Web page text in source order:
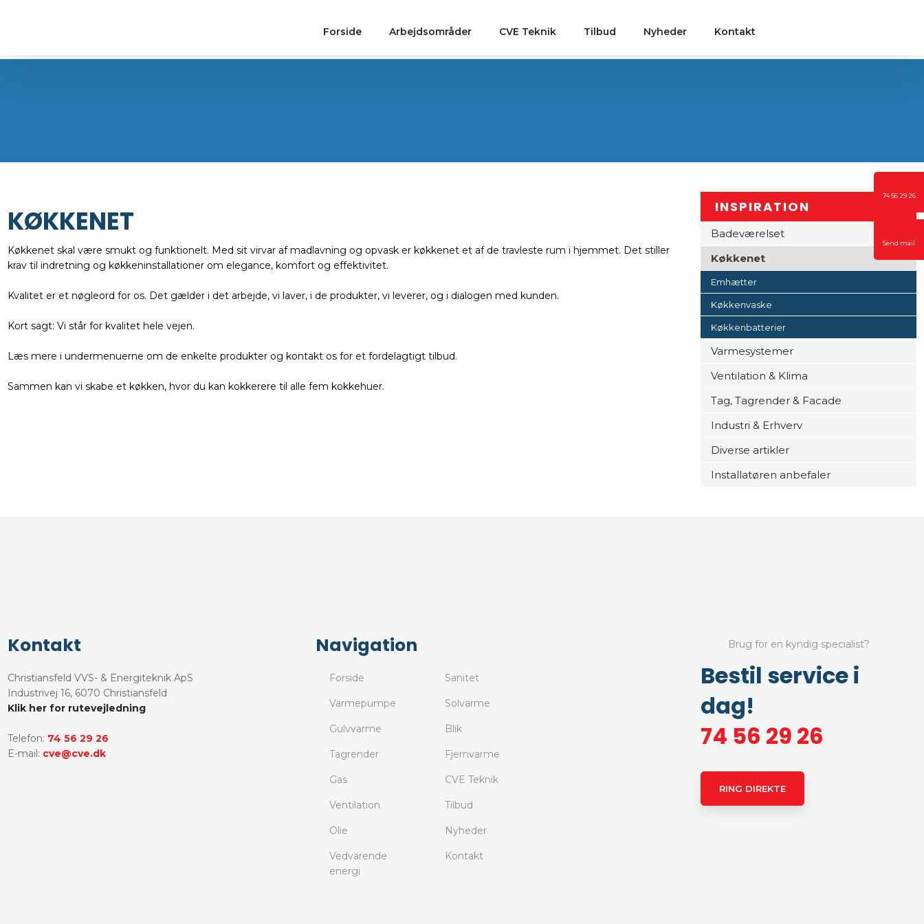
Forside Arbejdsområder CVE Teknik Tilbud Nyheder Kontakt
KØKKENET
Køkkenet skal være smukt og funktionelt. Med sit virvar af madlavning og opvask er køkkenet et af de travleste rum i hjemmet. Det stiller
krav til indretning og køkkeninstallationer om elegance, komfort og effektivitet.
Kvalitet er et nøgleord for os. Det gælder i det arbejde, vi laver, i de produkter, vi leverer, og i dialogen med kunden.
Kort sagt: Vi står for kvalitet hele vejen.
Læs mere i undermenuerne om de enkelte produkter og kontakt os for et fordelagtigt tilbud.
Sammen kan vi skabe et køkken, hvor du kan kokkerere til alle fem kokkehuer.
​​INSPIRATION
Badeværelset
Køkkenet
Emhætter
Køkkenvaske
Køkkenbatterier
Varmesystemer
Ventilation & Klima
Tag, Tagrender & Facade
Industri & Erhverv
Diverse artikler
Installatøren anbefaler
Kontakt
Christiansfeld VVS- & Energiteknik ApS​
​Industrivej 16, 6070 Christiansfeld
Klik her for rutevejledning
Telefon: 74 56 29 26
E-mail: cve@cve.dk
Navigation​
​Forside
​Varmepumpe
Gulvvarme​
Tagrender​
Gas​
Ventilation​
Olie​
Vedvarende
energi​
Sanitet​
Solvarme​
Blik​
Fjernvarme​
CVE Teknik​
Tilbud
Nyheder​
Kontakt​
Brug for en kyndig specialist?
Bestil service i
dag!
74 56 29 26
RING DIREKTE​
74 56 29 26
Send mail